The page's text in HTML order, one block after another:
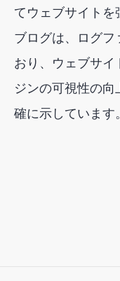
てウェブサイト
ブログは、ログ
おり、ウェブサ
ジンの可視性の
確に示しています。